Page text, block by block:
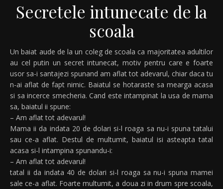
Secretele intunecate de la
scoala
Un baiat aude de la un coleg de scoala ca majoritatea adultilor
au cel putin un secret intunecat, motiv pentru care e foarte
usor sa-i santajezi spunand am aflat tot adevarul, chiar daca tu
n-ai aflat de fapt nimic. Baiatul se hotaraste sa mearga acasa
si sa incerce smecheria. Cand este intampinat la usa de mama
sa, baiatul ii spune:
– Am aflat tot adevarul!
Mama ii da indata 20 de dolari si-l roaga sa nu-i spuna tatalui
sau ce-a aflat. Destul de multumit, baiatul isi asteapta tatal
acasa si-l intampina spunandu-i:
– Am aflat tot adevarul!
tatal ii da indata 40 de dolari si-l roaga sa nu-i spuna mamei
sale ce-a aflat. Foarte multumit, a doua zi in drum spre scoala,